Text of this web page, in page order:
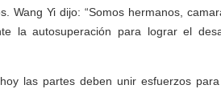
Wang Yi dijo: “Somos hermanos,
la autosuperación para lograr el
las partes deben unir esfuerzos